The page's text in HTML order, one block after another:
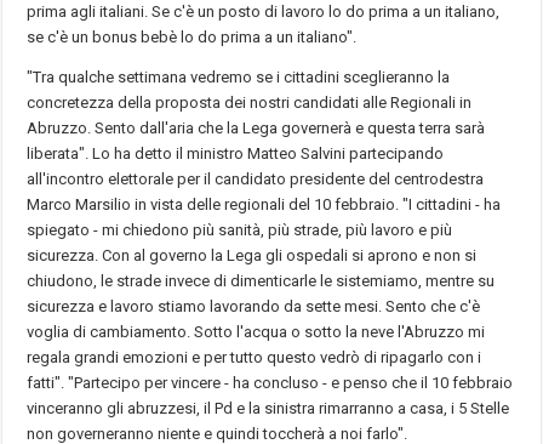
prima agli italiani. Se c'è un posto di lavoro lo do prima a un italiano,
se c'è un bonus bebè lo do prima a un italiano".
"Tra qualche settimana vedremo se i cittadini sceglieranno la
concretezza della proposta dei nostri candidati alle Regionali in
Abruzzo. Sento dall'aria che la Lega governerà e questa terra sarà
liberata". Lo ha detto il ministro Matteo Salvini partecipando
all'incontro elettorale per il candidato presidente del centrodestra
Marco Marsilio in vista delle regionali del 10 febbraio. "I cittadini - ha
spiegato - mi chiedono più sanità, più strade, più lavoro e più
sicurezza. Con al governo la Lega gli ospedali si aprono e non si
chiudono, le strade invece di dimenticarle le sistemiamo, mentre su
sicurezza e lavoro stiamo lavorando da sette mesi. Sento che c'è
voglia di cambiamento. Sotto l'acqua o sotto la neve l'Abruzzo mi
regala grandi emozioni e per tutto questo vedrò di ripagarlo con i
fatti". "Partecipo per vincere - ha concluso - e penso che il 10 febbraio
vinceranno gli abruzzesi, il Pd e la sinistra rimarranno a casa, i 5 Stelle
non governeranno niente e quindi toccherà a noi farlo".